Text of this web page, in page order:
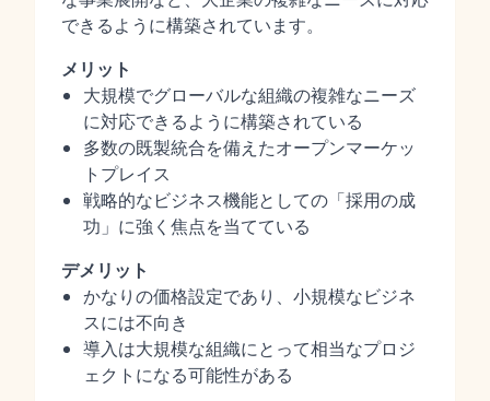
できるように構築されています。
メリット
大規模でグローバルな組織の複雑なニーズ
に対応できるように構築されている
多数の既製統合を備えたオープンマーケッ
トプレイス
戦略的なビジネス機能としての「採用の成
功」に強く焦点を当てている
デメリット
かなりの価格設定であり、小規模なビジネ
スには不向き
導入は大規模な組織にとって相当なプロジ
ェクトになる可能性がある